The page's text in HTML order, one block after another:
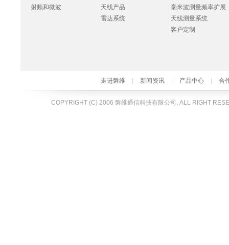
射频和微波
天线产品
雷达系统
毫米波测量频率扩展
天线测量系统
客户定制
走进磐维 新闻资讯 产品中心 合
COPYRIGHT (C) 2006 磐维通信科技有限公司, ALL RIGHT